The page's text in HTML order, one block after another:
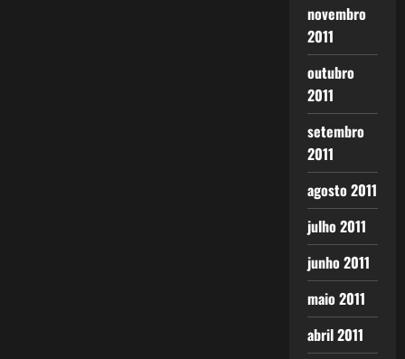
novembro
2011
outubro
2011
setembro
2011
agosto 2011
julho 2011
junho 2011
maio 2011
abril 2011